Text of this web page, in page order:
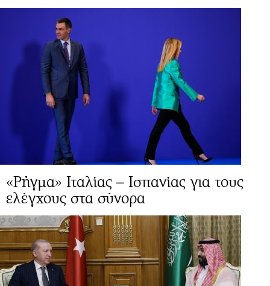
«Ρήγμα» Ιταλίας – Ισπανίας για τους
ελέγχους στα σύνορα